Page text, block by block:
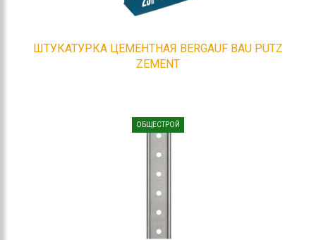
ШТУКАТУРКА ЦЕМЕНТНАЯ BERGAUF BAU PUTZ
ZEMENT
ОБЩЕСТРОЙ